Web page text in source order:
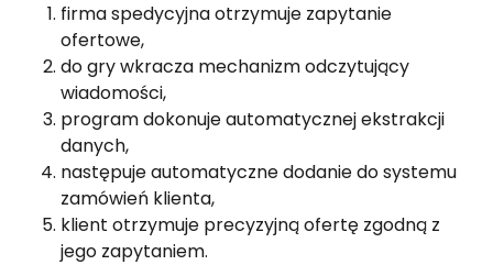
firma spedycyjna otrzymuje zapytanie
ofertowe,
do gry wkracza mechanizm odczytujący
wiadomości,
program dokonuje automatycznej ekstrakcji
danych,
następuje automatyczne dodanie do systemu
zamówień klienta,
klient otrzymuje precyzyjną ofertę zgodną z
jego zapytaniem.